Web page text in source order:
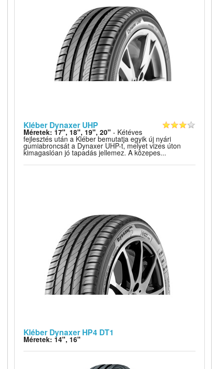
Kléber Dynaxer UHP
Méretek: 17", 18", 19", 20" - Kétéves
fejlesztés után a Kléber bemutatja egyik új nyári
gumiabroncsát a Dynaxer UHP-t, melyet vizes úton
kimagaslóan jó tapadás jellemez. A közepes...
Kléber Dynaxer HP4 DT1
Méretek: 14", 16"